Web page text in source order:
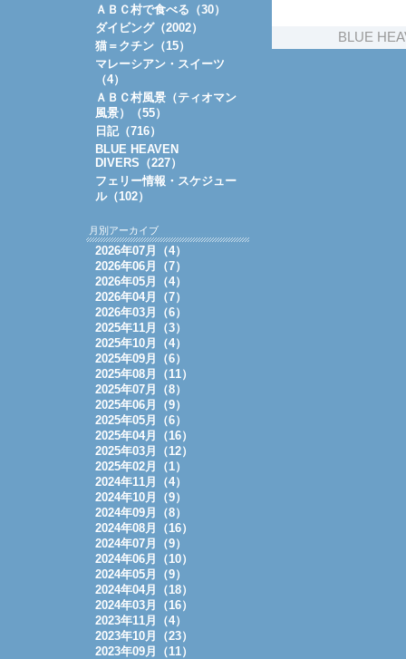
BLUE
ＡＢＣ村で食べる（30）
ダイビング（2002）
猫＝クチン（15）
マレーシアン・スイーツ
（4）
ＡＢＣ村風景（ティオマン
風景）（55）
日記（716）
BLUE HEAVEN
DIVERS（227）
フェリー情報・スケジュー
ル（102）
月別アーカイブ
2026年07月（4）
2026年06月（7）
2026年05月（4）
2026年04月（7）
2026年03月（6）
2025年11月（3）
2025年10月（4）
2025年09月（6）
2025年08月（11）
2025年07月（8）
2025年06月（9）
2025年05月（6）
2025年04月（16）
2025年03月（12）
2025年02月（1）
2024年11月（4）
2024年10月（9）
2024年09月（8）
2024年08月（16）
2024年07月（9）
2024年06月（10）
2024年05月（9）
2024年04月（18）
2024年03月（16）
2023年11月（4）
2023年10月（23）
2023年09月（11）